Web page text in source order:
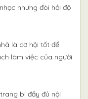
nhưng đòi hỏi độ
là cơ hội tốt để
làm việc của người
bị đầy đủ nội